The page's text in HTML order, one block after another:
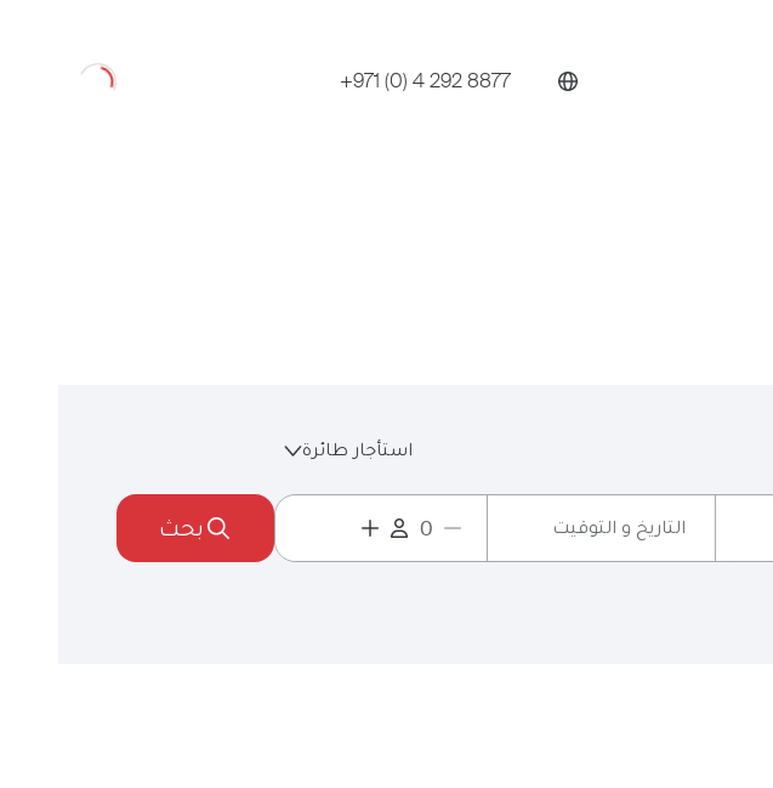
+971 (0) 4 292 8877
Loading
استأجار طائرة
التاريخ و التوقيت بحث